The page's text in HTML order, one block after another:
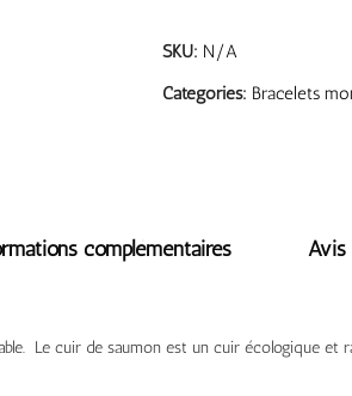
SKU: N/A
Categories: Bracelets
complémentaires Avis
Le cuir de saumon est un cuir écologique et